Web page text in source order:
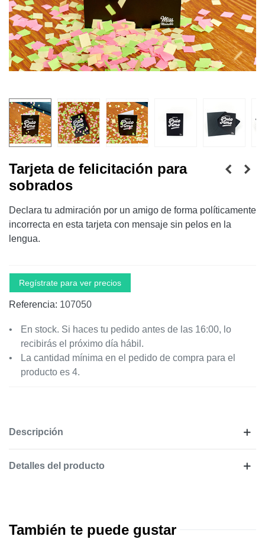
Tarjeta de felicitación para
sobrados
Declara tu admiración por un amigo de forma políticamente
incorrecta en esta tarjeta con mensaje sin pelos en la
lengua.
Regístrate para ver precios
Referencia: 107050
En stock. Si haces tu pedido antes de las 16:00, lo
recibirás el próximo día hábil.
La cantidad mínima en el pedido de compra para el
producto es 4.
Descripción
Detalles del producto
También te puede gustar